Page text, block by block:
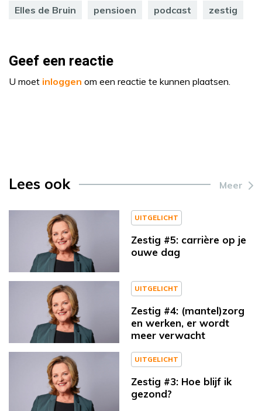
Elles de Bruin pensioen podcast zestig
Geef een reactie
U moet inloggen om een reactie te kunnen plaatsen.
Lees ook Meer
UITGELICHT
Zestig #5: carrière op je
ouwe dag
UITGELICHT
Zestig #4: (mantel)zorg
en werken, er wordt
meer verwacht
UITGELICHT
Zestig #3: Hoe blijf ik
gezond?